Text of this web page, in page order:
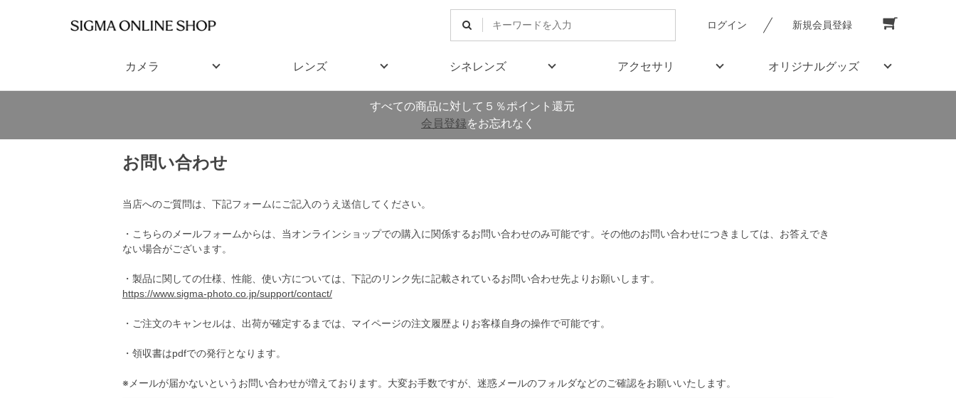
ログイン 新規会員登録
カメラ レンズ シネレンズ アクセサリ オリジナルグッズ
すべての商品に対して５％ポイント還元
会員登録をお忘れなく
お問い合わせ
当店へのご質問は、下記フォームにご記入のうえ送信してください。
・こちらのメールフォームからは、当オンラインショップでの購入に関係するお問い合わせのみ可能です。その他のお問い合わせにつきましては、お答えでき
ない場合がございます。
・製品に関しての仕様、性能、使い方については、下記のリンク先に記載されているお問い合わせ先よりお願いします。
https://www.sigma-photo.co.jp/support/contact/
・ご注文のキャンセルは、出荷が確定するまでは、マイページの注文履歴よりお客様自身の操作で可能です。
・領収書はpdfでの発行となります。
※メールが届かないというお問い合わせが増えております。大変お手数ですが、迷惑メールのフォルダなどのご確認をお願いいたします。